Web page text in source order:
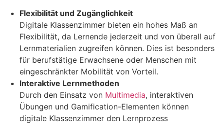
Flexibilität und Zugänglichkeit
Digitale Klassenzimmer bieten ein hohes Maß an
Flexibilität, da Lernende jederzeit und von überall auf
Lernmaterialien zugreifen können. Dies ist besonders
für berufstätige Erwachsene oder Menschen mit
eingeschränkter Mobilität von Vorteil.
Interaktive Lernmethoden
Durch den Einsatz von Multimedia, interaktiven
Übungen und Gamification-Elementen können
digitale Klassenzimmer den Lernprozess